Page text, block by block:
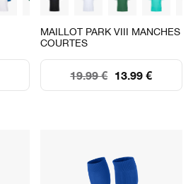
MAILLOT PARK VIII MANCHES
COURTES
13.99 €
19.99 €